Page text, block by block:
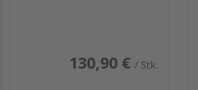
130,90 € / Stk.